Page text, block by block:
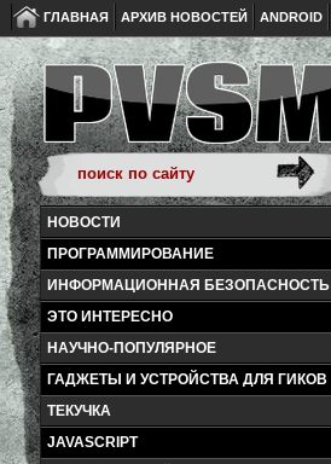
ГЛАВНАЯ АРХИВ НОВОСТЕЙ ANDROID
НОВОСТИ
ПРОГРАММИРОВАНИЕ
ИНФОРМАЦИОННАЯ БЕЗОПАСНОСТЬ
ЭТО ИНТЕРЕСНО
НАУЧНО-ПОПУЛЯРНОЕ
ГАДЖЕТЫ И УСТРОЙСТВА ДЛЯ ГИКОВ
ТЕКУЧКА
JAVASCRIPT